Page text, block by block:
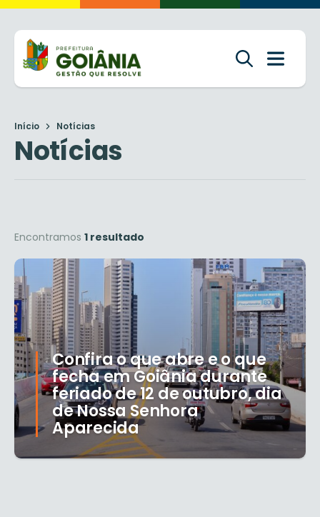
Início Notícias
Notícias
Encontramos 1 resultado
Confira o que abre e o que
fecha em Goiânia durante
feriado de 12 de outubro, dia
de Nossa Senhora
Aparecida